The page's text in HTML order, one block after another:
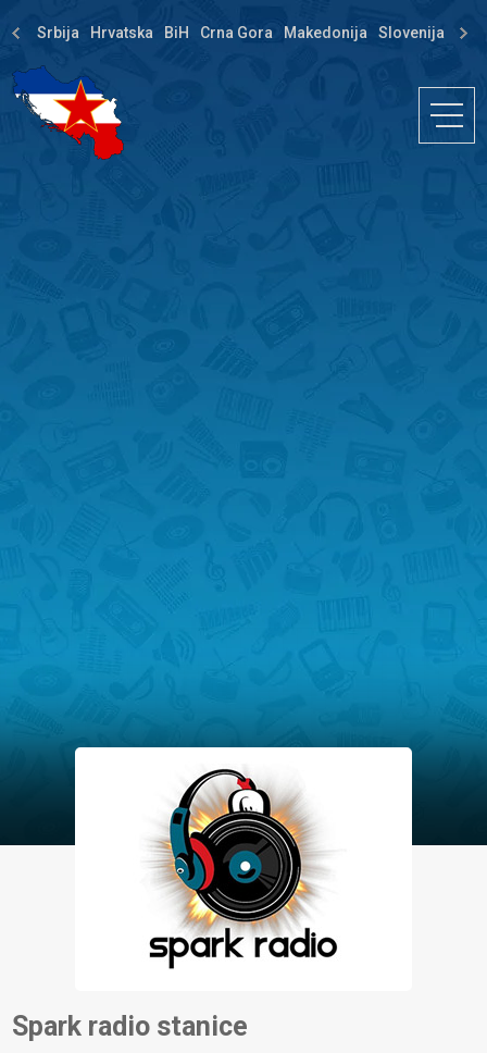
Srbija Hrvatska BiH Crna Gora Makedonija Slovenija
Spark radio stanice